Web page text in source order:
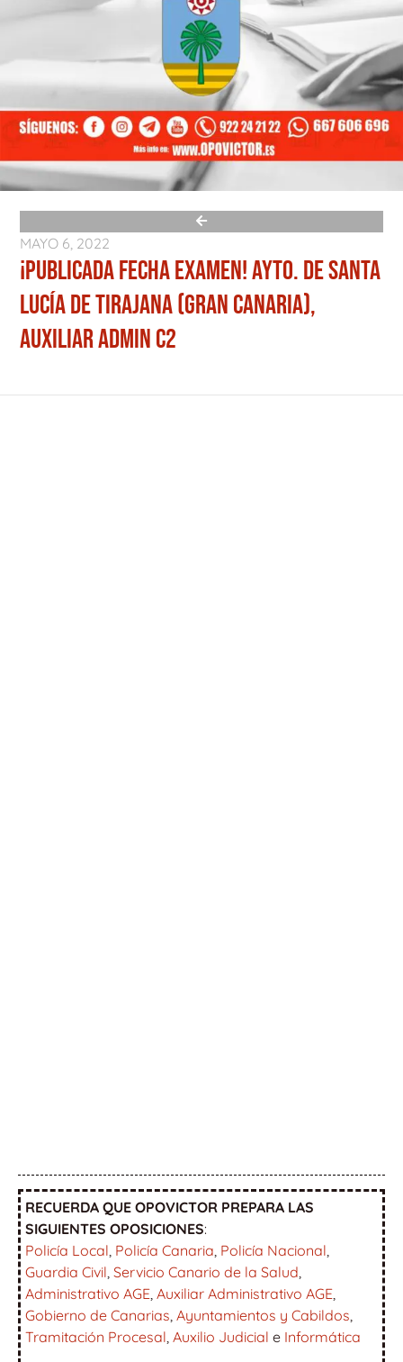
MAYO 6, 2022
¡PUBLICADA FECHA EXAMEN! AYTO. DE SANTA
LUCÍA DE TIRAJANA (GRAN CANARIA),
AUXILIAR ADMIN C2
RECUERDA QUE OPOVICTOR PREPARA LAS
SIGUIENTES OPOSICIONES:
Policía Local Policía Canaria Policía Nacional
Guardia Civil Servicio Canario de la Salud
Administrativo AGE Auxiliar Administrativo AGE
Gobierno de Canarias Ayuntamientos y Cabildos
Tramitación Procesal Auxilio Judicial e Informática